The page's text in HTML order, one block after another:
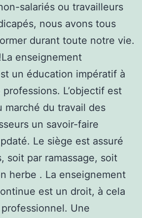
salariés ou travailleurs
nous avons tous
durant toute notre vie.
enseignement
un éducation impératif à
professions. L’objectif est
marché du travail des
un savoir-faire
Le siège est assuré
soit par ramassage, soit
herbe . La enseignement
est un droit, à cela
Une